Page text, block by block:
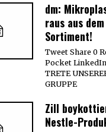
dm:
raus aus dem
Sortiment!
Tweet Share 0
Pocket
TRETE
GRUPPE
Zill
Nestle-